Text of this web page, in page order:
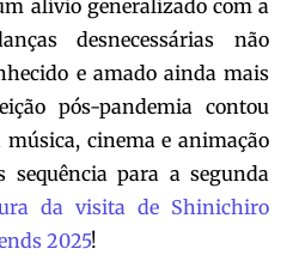
alívio generalizado com a
desnecessárias não
e amado ainda mais
pós-pandemia contou
cinema e animação
sequência para a segunda
da visita de Shinichiro
2025!